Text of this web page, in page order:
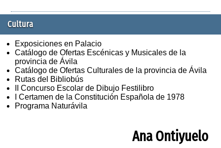
Cultura
Exposiciones en Palacio
Catálogo de Ofertas Escénicas y Musicales de la
provincia de Ávila
Catálogo de Ofertas Culturales de la provincia de Ávila
Rutas del Bibliobús
II Concurso Escolar de Dibujo Festilibro
I Certamen de la Constitución Española de 1978
Programa Naturávila
Ana Ontiyuelo